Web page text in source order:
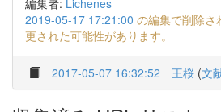
編集者: Lichenes
2019-05-17 17:21:00 の編集で削除さ
更された可能性があります。
2017-05-07 16:32:52 王桜 (文